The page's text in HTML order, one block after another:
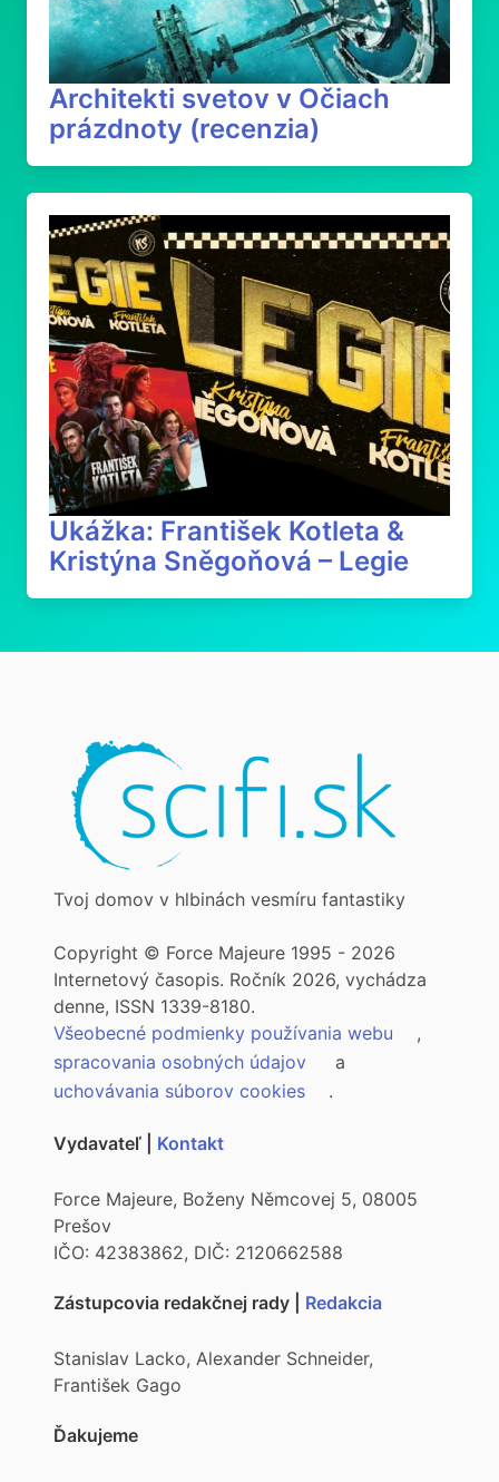
Architekti svetov v Očiach
prázdnoty (recenzia)
Ukážka: František Kotleta &
Kristýna Sněgoňová – Legie
Tvoj domov v hlbinách vesmíru fantastiky
Copyright © Force Majeure 1995 - 2026
Internetový časopis. Ročník 2026, vychádza
denne, ISSN 1339-8180.
Všeobecné podmienky používania webu
,
spracovania osobných údajov
a
uchovávania súborov cookies
.
Vydavateľ | Kontakt
Force Majeure, Boženy Němcovej 5, 08005
Prešov
IČO: 42383862, DIČ: 2120662588
Zástupcovia redakčnej rady | Redakcia
Stanislav Lacko, Alexander Schneider,
František Gago
Ďakujeme